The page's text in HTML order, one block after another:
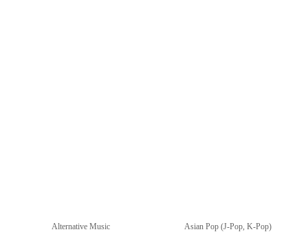
Alternative Music Asian Pop (J-Pop, K-Pop)